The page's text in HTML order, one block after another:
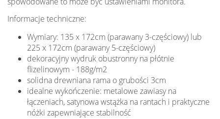
Informacje techniczne:
Wymiary: 135 x 172cm (parawany 3-częściowy) lub
225 x 172cm (parawany 5-częściowy)
dekoracyjny wydruk obustronny na płótnie
flizelinowym - 188g/m2
solidna drewniana rama o grubości 3cm
idealne wykończenie: metalowe zawiasy na
łączeniach, satynowa wstążka na rantach i praktyczne
nóżki zapewniające stabilność